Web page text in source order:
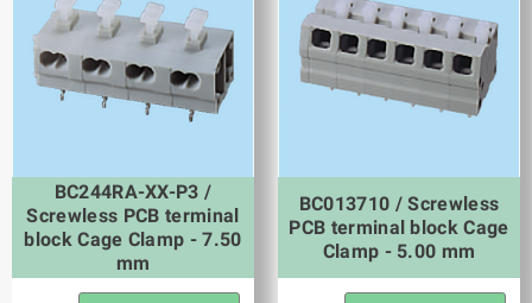
BC244RA-XX-P3 /
Screwless PCB terminal
block Cage Clamp - 7.50
mm
BC013710 / Screwless
PCB terminal block Cage
Clamp - 5.00 mm